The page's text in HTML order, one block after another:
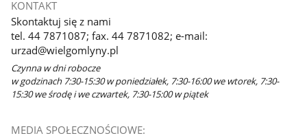
KONTAKT
Skontaktuj się z nami
tel. 44 7871087; fax. 44 7871082; e-mail:
urzad@wielgomlyny.pl
Czynna w dni robocze
w godzinach 7:30-15:30 w poniedziałek, 7:30-16:00 we wtorek, 7:30-
15:30 we środę i we czwartek, 7:30-15:00 w piątek
MEDIA SPOŁECZNOŚCIOWE: